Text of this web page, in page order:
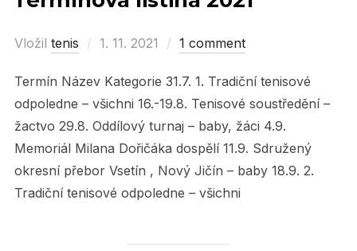
Vložil tenis
Posted
1. 11. 2021 1 comment
Termín Název Kategorie 31.7. 1. Tradiční tenisové
odpoledne – všichni 16.-19.8. Tenisové soustředění –
žactvo 29.8. Oddílový turnaj – baby, žáci 4.9.
Memoriál Milana Dořičáka dospělí 11.9. Sdružený
okresní přebor Vsetín , Nový Jičín – baby 18.9. 2.
Tradiční tenisové odpoledne – všichni